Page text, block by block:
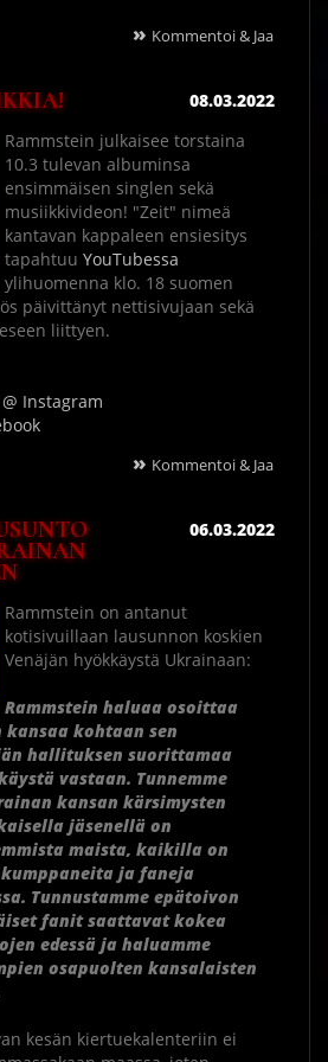
» Kommentoi & Jaa
08.03.2022
Rammstein julkaisee torstaina
10.3 tulevan albuminsa
ensimmäisen singlen sekä
musiikkivideon! "Zeit" nimeä
kantavan kappaleen ensiesitys
tapahtuu YouTubessa
ylihuomenna klo. 18 suomen
päivittänyt nettisivujaan sekä
liittyen.
Instagram
» Kommentoi & Jaa
06.03.2022
Rammstein on antanut
kotisivuillaan lausunnon koskien
Venäjän hyökkäystä Ukrainaan:
Rammstein haluaa osoittaa
kohtaan sen
hallituksen suorittamaa
vastaan. Tunnemme
kansan kärsimysten
jäsenellä on
maista, kaikilla on
ja faneja
Tunnustamme epätoivon
fanit saattavat kokea
edessä ja haluamme
osapuolten kansalaisten
kesän kiertuekalenteriin ei